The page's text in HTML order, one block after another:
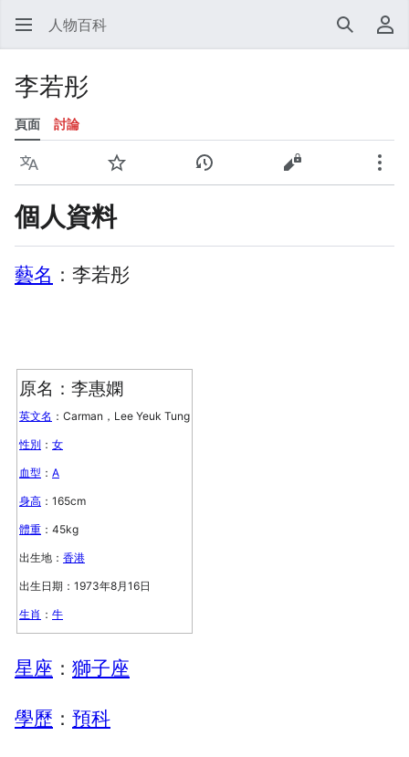
人物百科 搜尋 使
李若彤
頁面 討論
語言 監視 檢視歷史 檢視原始碼 更多
個人資料
藝名 ：李若彤
原名：李惠嫻
英文名 ：Carman，Lee Yeuk Tung
性別 ： 女
血型 ： A
身高 ：165cm
體重 ：45kg
出生地： 香港
出生日期：1973年8月16日
生肖 ： 牛
星座 ： 獅子座
學歷 ： 預科